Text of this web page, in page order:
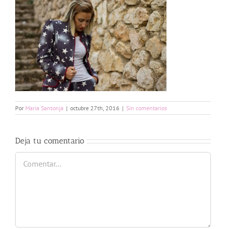
Por Maria Santonja | octubre 27th, 2016 | Sin comentarios
Deja tu comentario
Comentar